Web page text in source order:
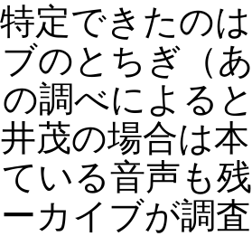
特定できたの
のとちぎ（
調べによる
茂の場合は
いる音声も
カイブが調